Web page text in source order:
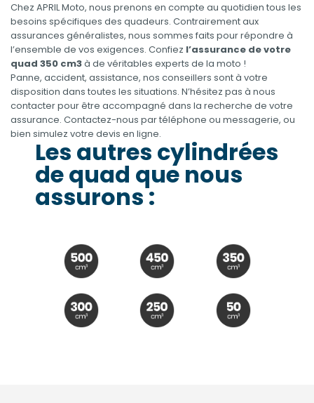
Chez APRIL Moto, nous prenons en compte au quotidien tous les
besoins spécifiques des quadeurs. Contrairement aux
assurances généralistes, nous sommes faits pour répondre à
l’ensemble de vos exigences. Confiez l’assurance de votre
quad 350 cm3à de véritables experts de la moto !
Panne, accident, assistance, nos conseillers sont à votre
disposition dans toutes les situations. N’hésitez pas à nous
contacter pour être accompagné dans la recherche de votre
assurance. Contactez-nous par téléphone ou messagerie, ou
bien simulez votre devis en ligne.
Les autres cylindrées
de quad que nous
assurons :